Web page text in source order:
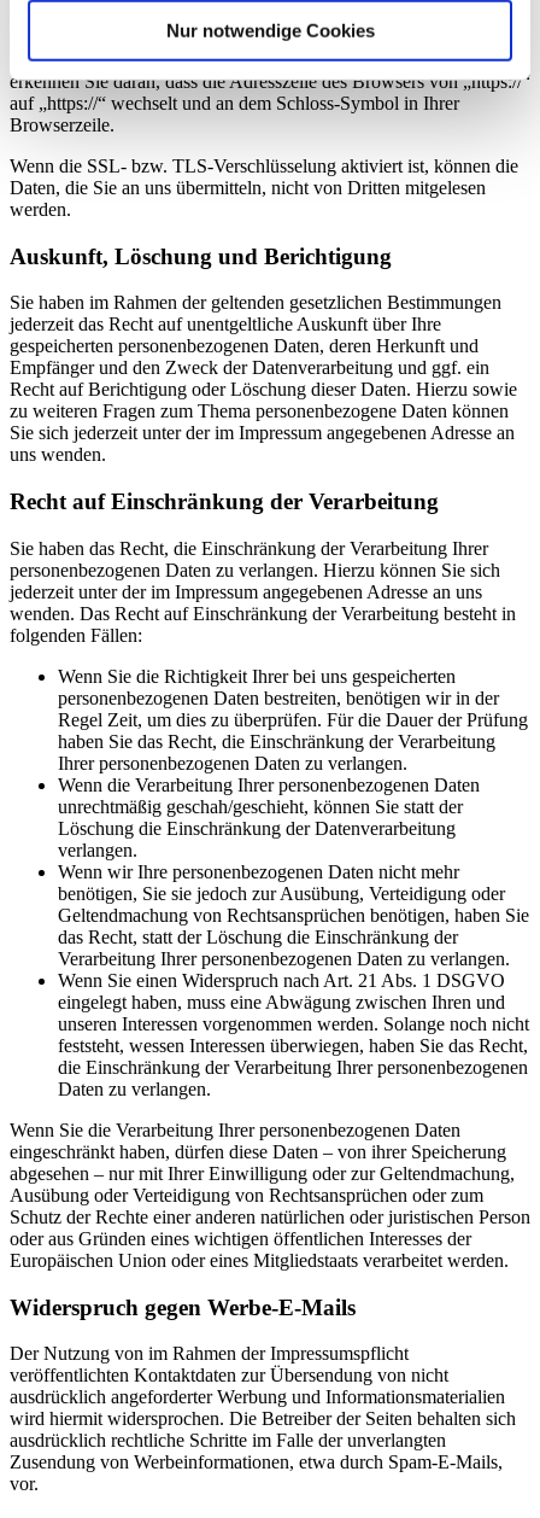
Nur notwendige Cookies
oder Anfragen, die Sie an uns als Seitenbetreiber senden, eine SSL-
bzw. TLS-Verschlüsselung. Eine verschlüsselte Verbindung
erkennen Sie daran, dass die Adresszeile des Browsers von „https://“
auf „https://“ wechselt und an dem Schloss-Symbol in Ihrer
Browserzeile.
Wenn die SSL- bzw. TLS-Verschlüsselung aktiviert ist, können die
Daten, die Sie an uns übermitteln, nicht von Dritten mitgelesen
werden.
Auskunft, Löschung und Berichtigung
Sie haben im Rahmen der geltenden gesetzlichen Bestimmungen
jederzeit das Recht auf unentgeltliche Auskunft über Ihre
gespeicherten personenbezogenen Daten, deren Herkunft und
Empfänger und den Zweck der Datenverarbeitung und ggf. ein
Recht auf Berichtigung oder Löschung dieser Daten. Hierzu sowie
zu weiteren Fragen zum Thema personenbezogene Daten können
Sie sich jederzeit unter der im Impressum angegebenen Adresse an
uns wenden.
Recht auf Einschränkung der Verarbeitung
Sie haben das Recht, die Einschränkung der Verarbeitung Ihrer
personenbezogenen Daten zu verlangen. Hierzu können Sie sich
jederzeit unter der im Impressum angegebenen Adresse an uns
wenden. Das Recht auf Einschränkung der Verarbeitung besteht in
folgenden Fällen:
Wenn Sie die Richtigkeit Ihrer bei uns gespeicherten
personenbezogenen Daten bestreiten, benötigen wir in der
Regel Zeit, um dies zu überprüfen. Für die Dauer der Prüfung
haben Sie das Recht, die Einschränkung der Verarbeitung
Ihrer personenbezogenen Daten zu verlangen.
Wenn die Verarbeitung Ihrer personenbezogenen Daten
unrechtmäßig geschah/geschieht, können Sie statt der
Löschung die Einschränkung der Datenverarbeitung
verlangen.
Wenn wir Ihre personenbezogenen Daten nicht mehr
benötigen, Sie sie jedoch zur Ausübung, Verteidigung oder
Geltendmachung von Rechtsansprüchen benötigen, haben Sie
das Recht, statt der Löschung die Einschränkung der
Verarbeitung Ihrer personenbezogenen Daten zu verlangen.
Wenn Sie einen Widerspruch nach Art. 21 Abs. 1 DSGVO
eingelegt haben, muss eine Abwägung zwischen Ihren und
unseren Interessen vorgenommen werden. Solange noch nicht
feststeht, wessen Interessen überwiegen, haben Sie das Recht,
die Einschränkung der Verarbeitung Ihrer personenbezogenen
Daten zu verlangen.
Wenn Sie die Verarbeitung Ihrer personenbezogenen Daten
eingeschränkt haben, dürfen diese Daten – von ihrer Speicherung
abgesehen – nur mit Ihrer Einwilligung oder zur Geltendmachung,
Ausübung oder Verteidigung von Rechtsansprüchen oder zum
Schutz der Rechte einer anderen natürlichen oder juristischen Person
oder aus Gründen eines wichtigen öffentlichen Interesses der
Europäischen Union oder eines Mitgliedstaats verarbeitet werden.
Widerspruch gegen Werbe-E-Mails
Der Nutzung von im Rahmen der Impressumspflicht
veröffentlichten Kontaktdaten zur Übersendung von nicht
ausdrücklich angeforderter Werbung und Informationsmaterialien
wird hiermit widersprochen. Die Betreiber der Seiten behalten sich
ausdrücklich rechtliche Schritte im Falle der unverlangten
Zusendung von Werbeinformationen, etwa durch Spam-E-Mails,
vor.